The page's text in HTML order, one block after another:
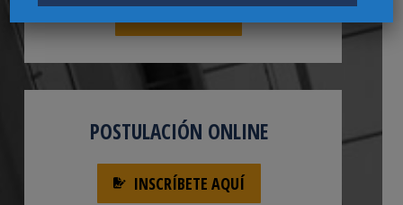
POSTULACIÓN ONLINE
INSCRÍBETE AQUÍ